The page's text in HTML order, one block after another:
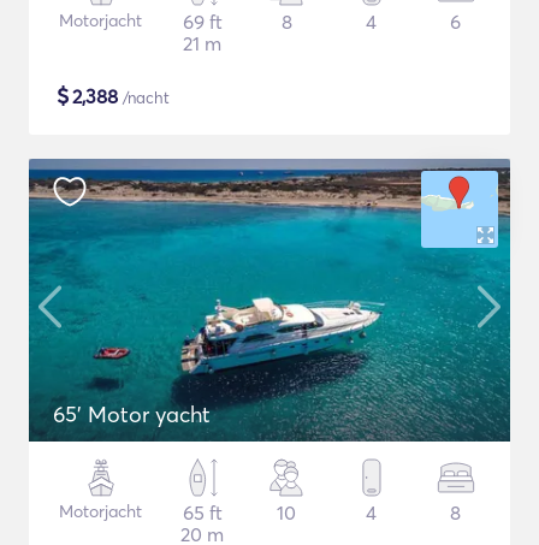
Motorjacht
69 ft
21 m
8 4 6
$2,388 /nacht
65' Motor yacht
Motorjacht
65 ft
20 m
10 4 8